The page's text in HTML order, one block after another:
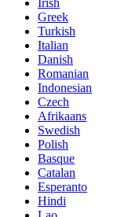
Irish
Greek
Turkish
Italian
Danish
Romanian
Indonesian
Czech
Afrikaans
Swedish
Polish
Basque
Catalan
Esperanto
Hindi